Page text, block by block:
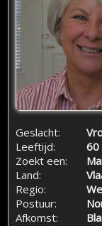
Geslacht:
Leeftijd:
60
Zoekt een:
Land:
Regio:
Postuur:
Afkomst: